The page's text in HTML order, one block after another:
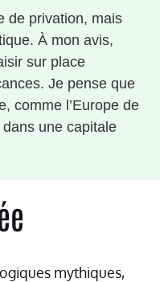
de privation, mais
À mon avis,
sur place
Je pense que
comme l’Europe de
dans une capitale
mythiques,